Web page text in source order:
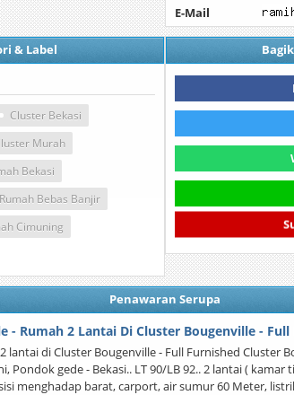
E-Mail
& Label
Cluster Bekasi
Murah
Bekasi
Rumah Bebas Banjir
Cimuning
Penawaran Serupa
- Rumah 2 Lantai Di Cluster Bougenville -
lantai di Cluster Bougenville - Full Furnished Cluster
Pondok gede - Bekasi.. LT 90/LB 92.. 2 lantai (
menghadap barat, carport, air sumur 60 Meter,